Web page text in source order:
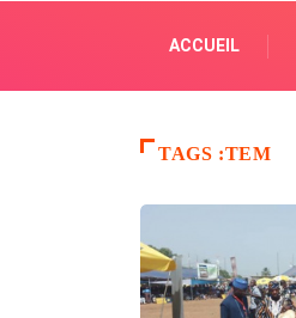
ACCUEIL
TAGS :TEM